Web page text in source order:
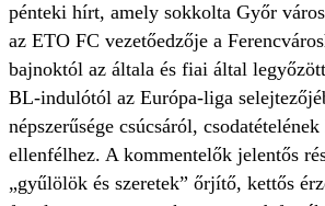
pénteki hírt, amely sokkolta Győr
az ETO FC vezetőedzője a
bajnoktól az általa és fiai által
BL-indulótól az Európa-liga
népszerűsége csúcsáról,
ellenfélhez. A kommentelők jelentős
„gyűlölök és szeretek” őrjítő, kettős